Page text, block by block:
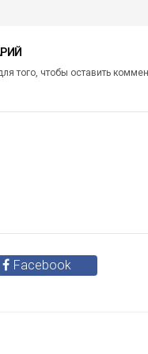
того, чтобы оставить
Facebook